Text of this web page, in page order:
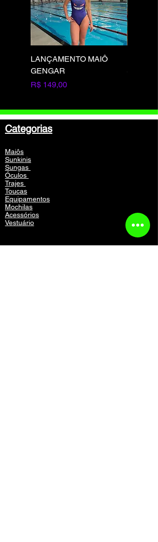
LANÇAMENTO MAIÔ
GENGAR
Preço
R$ 149,00
Categorias
Maiôs
Sunkinis
Sungas
Óculos
Trajes
Toucas
Equipamentos
Mochilas
Acessórios
Vestuário